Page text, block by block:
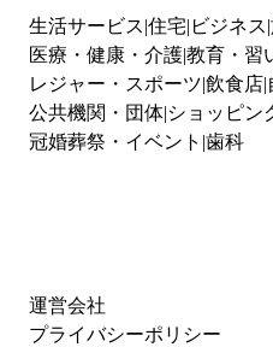
生活サービス 住宅 ビジネス
医療・健康・介護教育・習
レジャー・スポーツ 飲食店
公共機関・団体 ショッピン
冠婚葬祭・イベント 歯科
運営会社
プライバシーポリシー